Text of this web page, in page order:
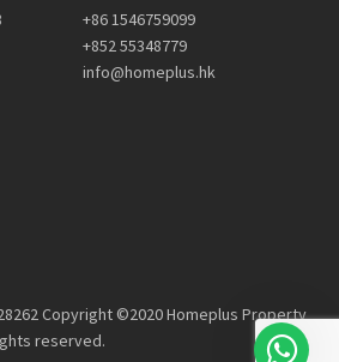
+86 1546759099
+852 55348779
info@homeplus.hk
Copyright ©2020 Homeplus Property
reserved.